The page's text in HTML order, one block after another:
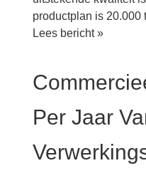
productplan is 20.000
Beste
8t/h
en
melkkoeienvoer
Lees bericht »
Per Jaar